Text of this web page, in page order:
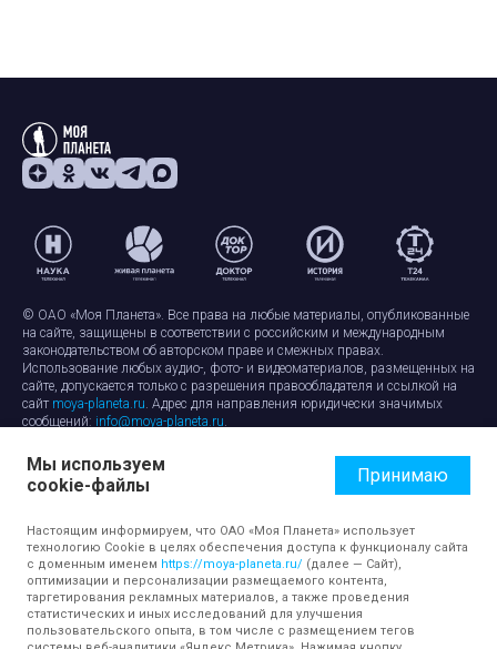
© ОАО «Моя Планета». Все права на любые материалы, опубликованные
на сайте, защищены в соответствии с российским и международным
законодательством об авторском праве и смежных правах.
Использование любых аудио-, фото- и видеоматериалов, размещенных на
сайте, допускается только с разрешения правообладателя и ссылкой на
сайт moya-planeta.ru. Адрес для направления юридически значимых
сообщений: info@moya-planeta.ru.
Правила сайтаРабота с cookie-файлами
Защита персональных данных
Обработка персональных данных
Мы используем
cookie-файлы
Принимаю
Настоящим информируем, что ОАО «Моя Планета» использует
технологию Cookie в целях обеспечения доступа к функционалу сайта
с доменным именем https://moya-planeta.ru/ (далее — Сайт),
оптимизации и персонализации размещаемого контента,
таргетирования рекламных материалов, а также проведения
статистических и иных исследований для улучшения
пользовательского опыта, в том числе с размещением тегов